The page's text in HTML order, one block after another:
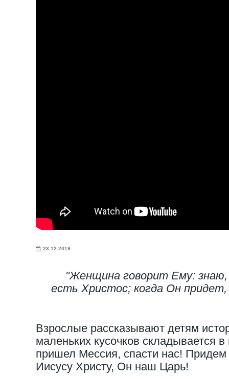
23.12.2019
"Женщина говорит Ему:
есть Христос; когда Он
Взрослые рассказывают детям
маленьких кусочков складывается
пришел Мессия, спасти нас!
Иисусу Христу, Он наш Царь!